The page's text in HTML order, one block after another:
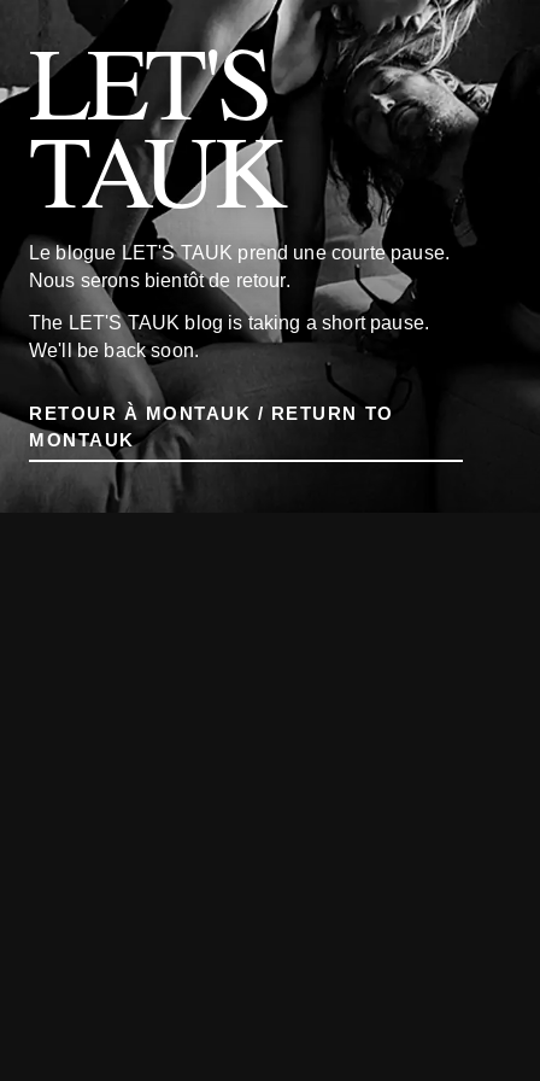
LET'S
TAUK
Le blogue LET'S TAUK prend une courte pause.
Nous serons bientôt de retour.
The LET'S TAUK blog is taking a short pause.
We'll be back soon.
RETOUR À MONTAUK / RETURN TO
MONTAUK